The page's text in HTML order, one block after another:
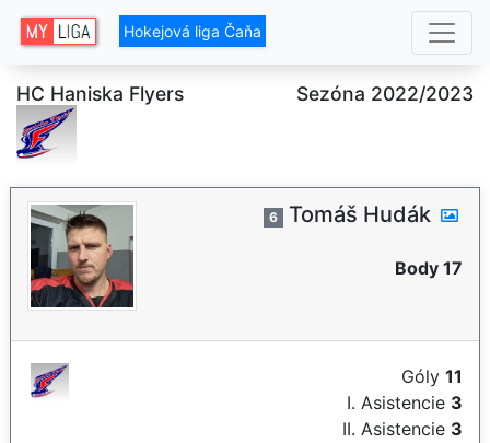
Hokejová liga Čaňa
HC Haniska Flyers Sezóna 2022/2023
6 Tomáš Hudák
Body 17
Góly 11
I. Asistencie 3
II. Asistencie 3